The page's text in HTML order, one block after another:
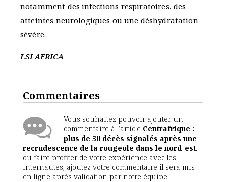
notamment des infections respiratoires, des
atteintes neurologiques ou une déshydratation
sévère.
LSI AFRICA
Commentaires
Vous souhaitez pouvoir ajouter un
commentaire à l'article Centrafrique :
plus de 50 décès signalés après une
recrudescence de la rougeole dans le nord-est,
ou faire profiter de votre expérience avec les
internautes, ajoutez votre commentaire il sera mis
en ligne après validation par notre équipe